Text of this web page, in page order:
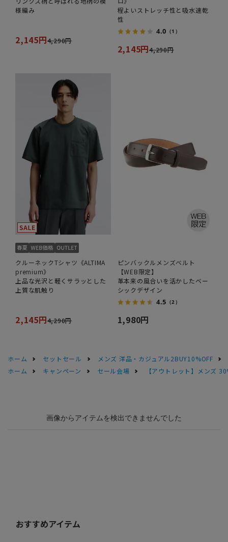
様編み
2,145円4,290円
程よいストレッチ性と吸水速乾
性
4.0 （1）
2,145円4,290円
クルーネックTシャツ《ALTIMA
premium》
上品な光沢と軽くサラッとした
上質な肌触り
2,145円4,290円
ピンバックルメンズベルト
【WEB限定】
革本来の風合いを活かしたベー
シックデザイン
4.5 （2）
1,980円
ホーム セットセール
メンズ 洋品・カジュアル2BUY10%OFF
ホーム
キャンペーン セール会場 【アウトレット】メンズ